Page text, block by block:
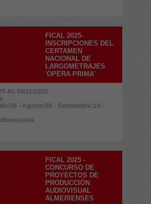
FICAL 2025-
INSCRIPCIONES DEL
CERTAMEN
NACIONAL DE
LARGOMETRAJES
'ÓPERA PRIMA'
Al: 06/11/2025
- Agosto;09 - Septiembre;10 -
FICAL 2025 -
CONCURSO DE
PROYECTOS DE
PRODUCCIÓN
AUDIOVISUAL
ALMERIENSES